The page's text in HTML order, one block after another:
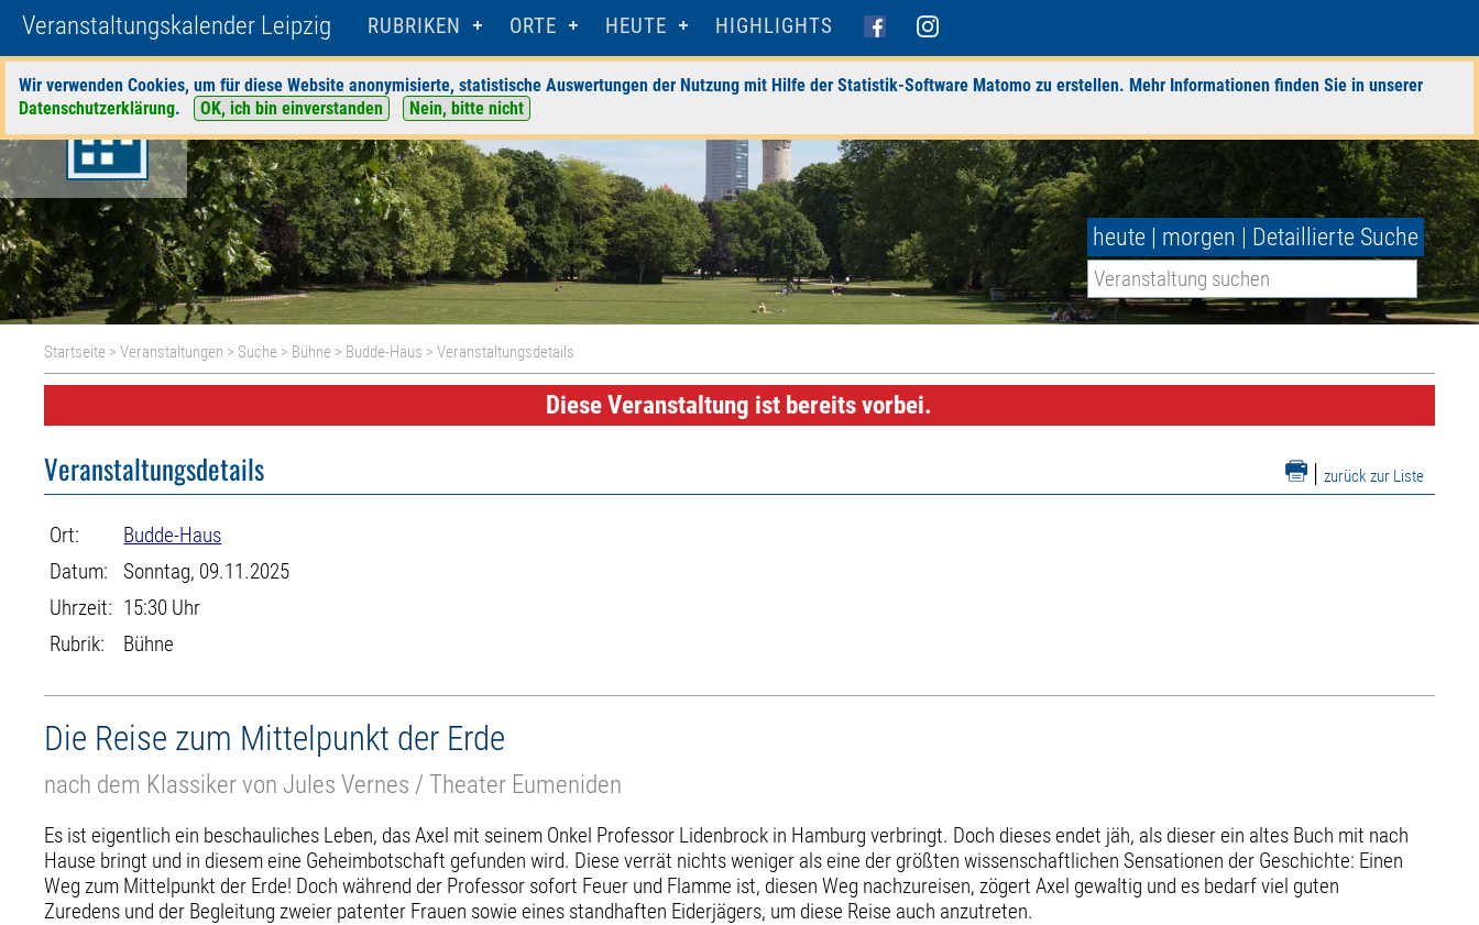
Veranstaltungskalender Leipzig RUBRIKEN ORTE HEUTE HIGHLIGHTS
Wir verwenden Cookies, um für diese Website anonymisierte, statistische Auswertungen der Nutzung mit Hilfe der Statistik-Software Matomo zu erstellen. Mehr Informationen finden Sie in unserer
Datenschutzerklärung. OK, ich bin einverstanden Nein, bitte nicht
heute | morgen | Detaillierte Suche
Startseite >Veranstaltungen > Suche > Bühne > Budde-Haus > Veranstaltungsdetails
Diese Veranstaltung ist bereits vorbei.
| zurück zur Liste
Veranstaltungsdetails
Ort:
Budde-Haus
Datum:
Sonntag, 09.11.2025
Uhrzeit: 15:30 Uhr
Rubrik:
Bühne
Die Reise zum Mittelpunkt der Erde
nach dem Klassiker von Jules Vernes / Theater Eumeniden
Es ist eigentlich ein beschauliches Leben, das Axel mit seinem Onkel Professor Lidenbrock in Hamburg verbringt. Doch dieses endet jäh, als dieser ein altes Buch mit nach
Hause bringt und in diesem eine Geheimbotschaft gefunden wird. Diese verrät nichts weniger als eine der größten wissenschaftlichen Sensationen der Geschichte: Einen
Weg zum Mittelpunkt der Erde! Doch während der Professor sofort Feuer und Flamme ist, diesen Weg nachzureisen, zögert Axel gewaltig und es bedarf viel guten
Zuredens und der Begleitung zweier patenter Frauen sowie eines standhaften Eiderjägers, um diese Reise auch anzutreten.